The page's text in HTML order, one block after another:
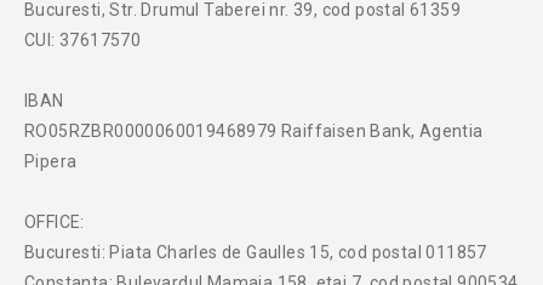
Bucuresti, Str. Drumul Taberei nr. 39, cod postal 61359
CUI: 37617570
IBAN
RO05RZBR0000060019468979 Raiffaisen Bank, Agentia
Pipera
OFFICE:
Bucuresti: Piata Charles de Gaulles 15, cod postal 011857